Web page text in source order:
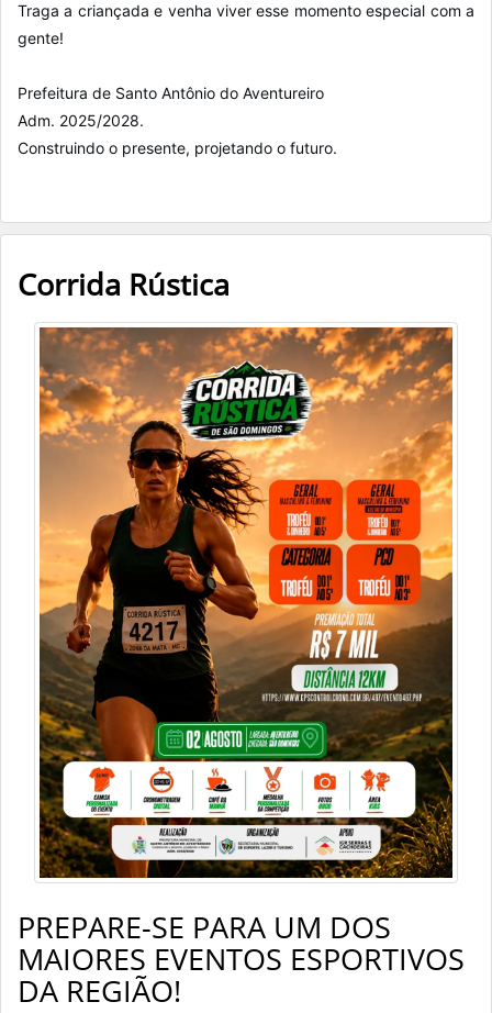
Traga a criançada e venha viver esse momento especial com a
gente!
Prefeitura de Santo Antônio do Aventureiro
Adm. 2025/2028.
Construindo o presente, projetando o futuro.
Corrida Rústica
PREPARE-SE PARA UM DOS
MAIORES EVENTOS ESPORTIVOS
DA REGIÃO!